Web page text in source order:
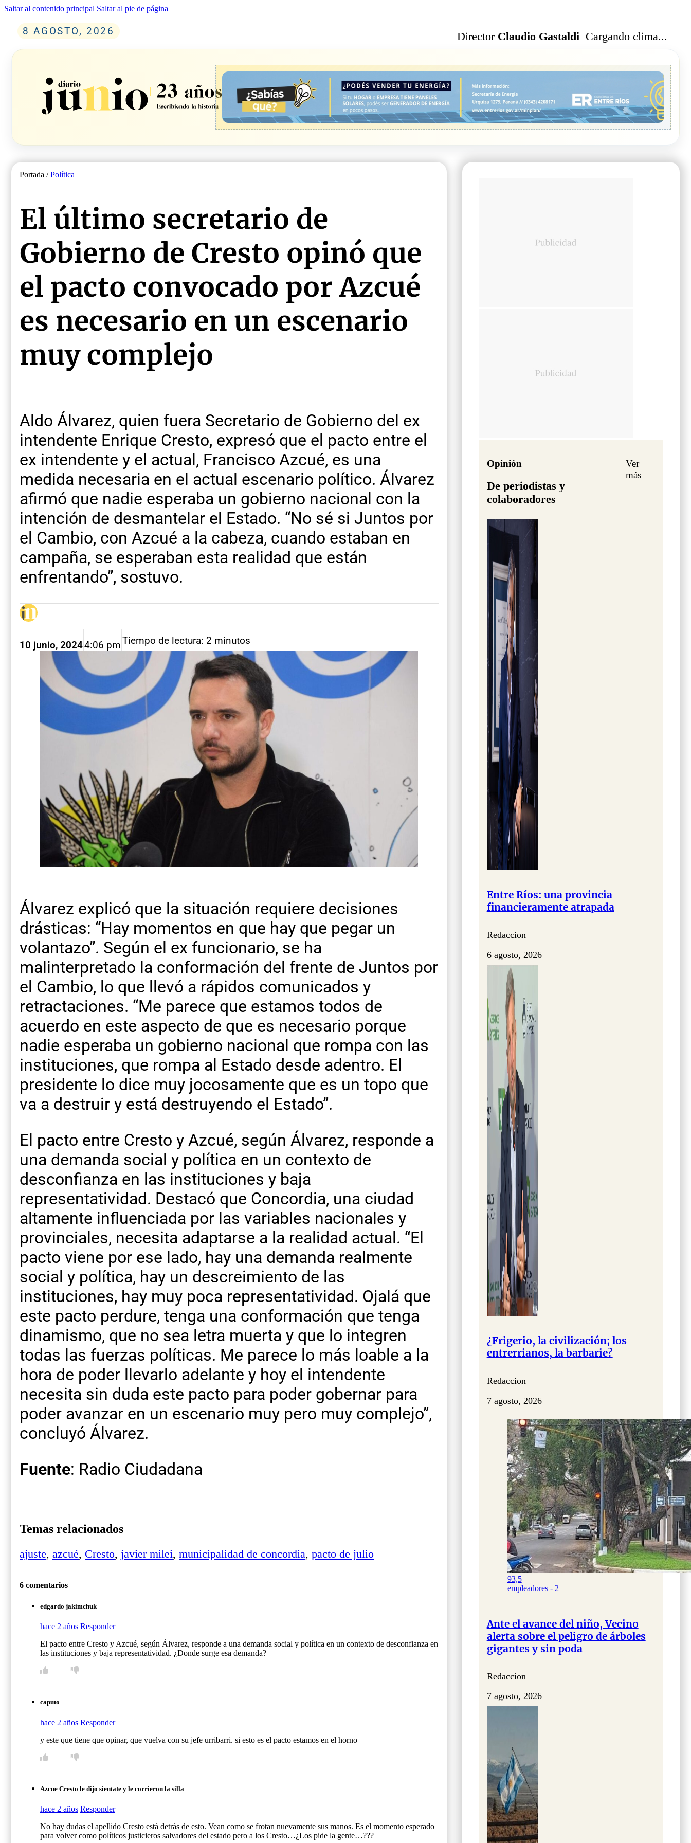
Saltar al contenido principal Saltar al pie de página
8 AGOSTO, 2026 Director Claudio Gastaldi Cargando clima...
Portada /Política
El último secretario de
Gobierno de Cresto opinó que
el pacto convocado por Azcué
es necesario en un escenario
muy complejo
Aldo Álvarez, quien fuera Secretario de Gobierno del ex
intendente Enrique Cresto, expresó que el pacto entre el
ex intendente y el actual, Francisco Azcué, es una
medida necesaria en el actual escenario político. Álvarez
afirmó que nadie esperaba un gobierno nacional con la
intención de desmantelar el Estado. “No sé si Juntos por
el Cambio, con Azcué a la cabeza, cuando estaban en
campaña, se esperaban esta realidad que están
enfrentando”, sostuvo.
10 junio, 20244:06 pmTiempo de lectura: 2 minutos
Álvarez explicó que la situación requiere decisiones
drásticas: “Hay momentos en que hay que pegar un
volantazo”. Según el ex funcionario, se ha
malinterpretado la conformación del frente de Juntos por
el Cambio, lo que llevó a rápidos comunicados y
retractaciones. “Me parece que estamos todos de
acuerdo en este aspecto de que es necesario porque
nadie esperaba un gobierno nacional que rompa con las
instituciones, que rompa al Estado desde adentro. El
presidente lo dice muy jocosamente que es un topo que
va a destruir y está destruyendo el Estado”.
El pacto entre Cresto y Azcué, según Álvarez, responde a
una demanda social y política en un contexto de
desconfianza en las instituciones y baja
representatividad. Destacó que Concordia, una ciudad
altamente influenciada por las variables nacionales y
provinciales, necesita adaptarse a la realidad actual. “El
pacto viene por ese lado, hay una demanda realmente
social y política, hay un descreimiento de las
instituciones, hay muy poca representatividad. Ojalá que
este pacto perdure, tenga una conformación que tenga
dinamismo, que no sea letra muerta y que lo integren
todas las fuerzas políticas. Me parece lo más loable a la
hora de poder llevarlo adelante y hoy el intendente
necesita sin duda este pacto para poder gobernar para
poder avanzar en un escenario muy pero muy complejo”,
concluyó Álvarez.
Fuente: Radio Ciudadana
Temas relacionados
ajuste, azcué, Cresto, javier milei, municipalidad de concordia, pacto de julio
6 comentarios
edgardo jakimchuk
hace 2 años Responder
El pacto entre Cresto y Azcué, según Álvarez, responde a una demanda social y política en un contexto de desconfianza en
las instituciones y baja representatividad. ¿Donde surge esa demanda?
caputo
hace 2 años Responder
y este que tiene que opinar, que vuelva con su jefe urribarri. si esto es el pacto estamos en el horno
Azcue Cresto le dijo sientate y le corrieron la silla
hace 2 años Responder
No hay dudas el apellido Cresto está detrás de esto. Vean como se frotan nuevamente sus manos. Es el momento esperado
para volver como políticos justicieros salvadores del estado pero a los Cresto…¿Los pide la gente…???
Opinión
De periodistas y
colaboradores
Ver
más
Entre Ríos: una provincia
financieramente atrapada
Redaccion
6 agosto, 2026
¿Frigerio, la civilización; los
entrerrianos, la barbarie?
Redaccion
7 agosto, 2026
93,5
empleadores - 2
Ante el avance del niño, Vecino
alerta sobre el peligro de árboles
gigantes y sin poda
Redaccion
7 agosto, 2026